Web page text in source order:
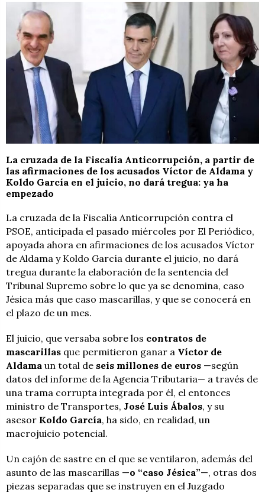
La cruzada de la Fiscalía Anticorrupción, a partir de
las afirmaciones de los acusados Víctor de Aldama y
Koldo García en el juicio, no dará tregua: ya ha
empezado
La cruzada de la Fiscalía Anticorrupción contra el
PSOE, anticipada el pasado miércoles por El Periódico,
apoyada ahora en afirmaciones de los acusados Víctor
de Aldama y Koldo García durante el juicio, no dará
tregua durante la elaboración de la sentencia del
Tribunal Supremo sobre lo que ya se denomina, caso
Jésica más que caso mascarillas, y que se conocerá en
el plazo de un mes.
El juicio, que versaba sobre los contratos de
mascarillas que permitieron ganar a Víctor de
Aldama un total de seis millones de euros —según
datos del informe de la Agencia Tributaria— a través de
una trama corrupta integrada por él, el entonces
ministro de Transportes, José Luis Ábalos, y su
asesor Koldo García, ha sido, en realidad, un
macrojuicio potencial.
Un cajón de sastre en el que se ventilaron, además del
asunto de las mascarillas —o “caso Jésica”—, otras dos
piezas separadas que se instruyen en el Juzgado